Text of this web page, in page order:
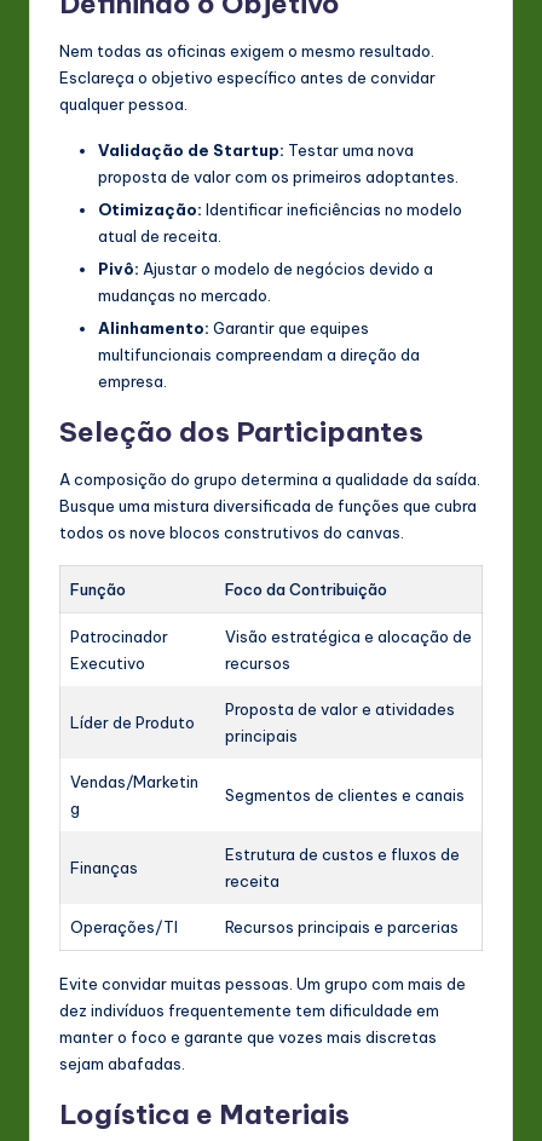
Nem todas as oficinas exigem o mesmo resultado.
Esclareça o objetivo específico antes de convidar
qualquer pessoa.
Validação de Startup: Testar uma nova
proposta de valor com os primeiros adoptantes.
Otimização: Identificar ineficiências no modelo
atual de receita.
Pivô: Ajustar o modelo de negócios devido a
mudanças no mercado.
Alinhamento: Garantir que equipes
multifuncionais compreendam a direção da
empresa.
Seleção dos Participantes
A composição do grupo determina a qualidade da saída.
Busque uma mistura diversificada de funções que cubra
todos os nove blocos construtivos do canvas.
Função Foco da Contribuição
Patrocinador
Executivo
Visão estratégica e alocação de
recursos
Líder de Produto
Proposta de valor e atividades
principais
Vendas/Marketin
g
Segmentos de clientes e canais
Finanças
Estrutura de custos e fluxos de
receita
Operações/TI Recursos principais e parcerias
Evite convidar muitas pessoas. Um grupo com mais de
dez indivíduos frequentemente tem dificuldade em
manter o foco e garante que vozes mais discretas
sejam abafadas.
Logística e Materiais